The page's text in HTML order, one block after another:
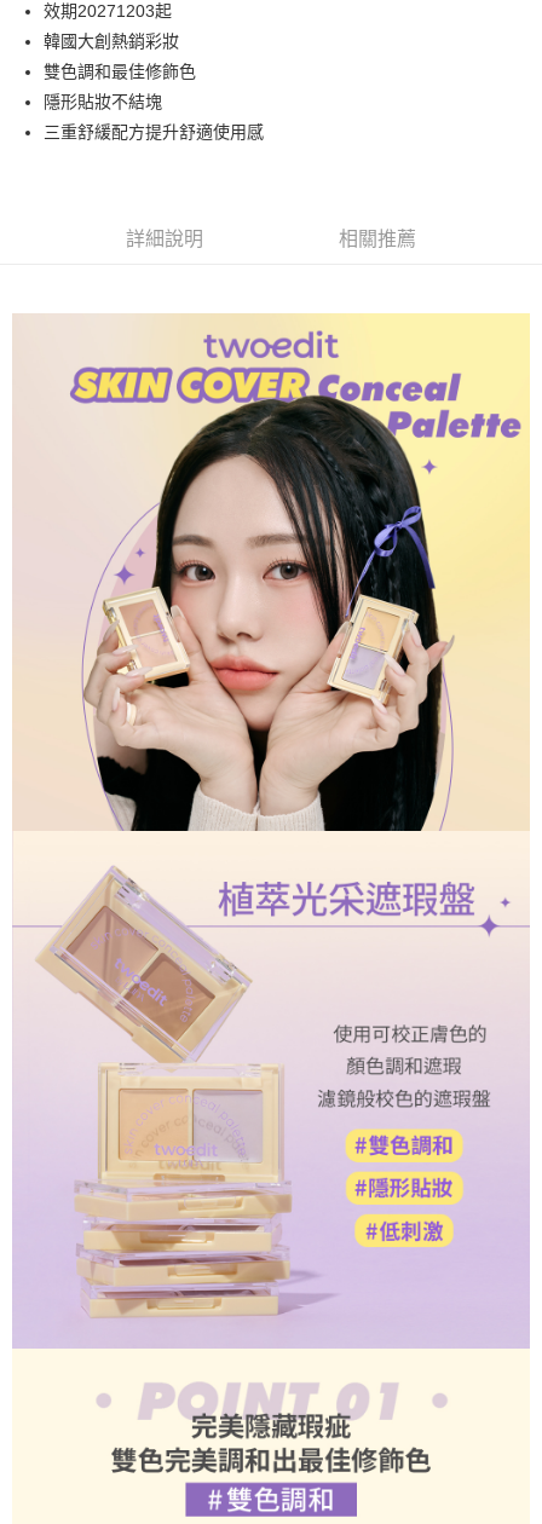
街口支付
悠遊付
ATM付款
每筆NT$80，滿NT$699(含以上)免運費
每筆NT$80，滿NT$699(含以上)免運費
每筆NT$100，滿NT$699(含以上)免運費
效期20271203起
韓國大創熱銷彩妝
雙色調和最佳修飾色
隱形貼妝不結塊
三重舒緩配方提升舒適使用感
詳細說明 相關推薦